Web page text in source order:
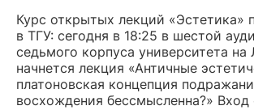
Курс открытых лекций «Эстетика»
в ТГУ: сегодня в 18:25 в шестой
седьмого корпуса университета на
начнется лекция «Античные
платоновская концепция
восхождения бессмысленна?» Вход